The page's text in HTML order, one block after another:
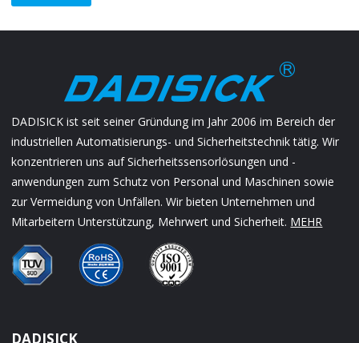
DADISICK ist seit seiner Gründung im Jahr 2006 im Bereich der
industriellen Automatisierungs- und Sicherheitstechnik tätig. Wir
konzentrieren uns auf Sicherheitssensorlösungen und -
anwendungen zum Schutz von Personal und Maschinen sowie
zur Vermeidung von Unfällen. Wir bieten Unternehmen und
Mitarbeitern Unterstützung, Mehrwert und Sicherheit. MEHR
DADISICK